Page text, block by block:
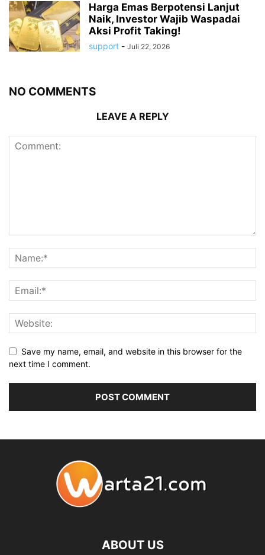
Harga Emas Berpotensi Lanjut
Naik, Investor Wajib Waspadai
Aksi Profit Taking!
support - Juli 22, 2026
NO COMMENTS
LEAVE A REPLY
Save my name, email, and website in this browser for the
next time I comment.
ABOUT US